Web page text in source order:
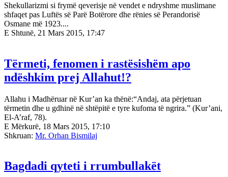
Shekullarizmi si frymë qeverisje në vendet e ndryshme muslimane
shfaqet pas Luftës së Parë Botërore dhe rënies së Perandorisë
Osmane më 1923....
E Shtunë, 21 Mars 2015, 17:47
Tërmeti, fenomen i rastësishëm apo
ndëshkim prej Allahut!?
Allahu i Madhëruar në Kur’an ka thënë:“Andaj, ata përjetuan
tërmetin dhe u gdhinë në shtëpitë e tyre kufoma të ngrira.” (Kur’ani,
El-A’raf, 78).
E Mërkurë, 18 Mars 2015, 17:10
Shkruan: Mr. Orhan Bismilaj
Bagdadi qyteti i rrumbullakët